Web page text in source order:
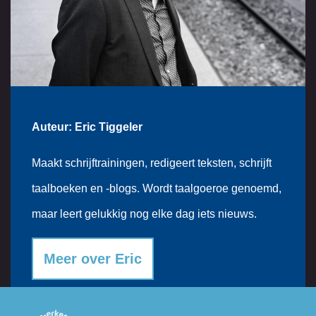
Auteur: Eric Tiggeler
Maakt schrijftrainingen, redigeert teksten, schrijft
taalboeken en -blogs. Wordt taalgoeroe genoemd,
maar leert gelukkig nog elke dag iets nieuws.
Meer over Eric